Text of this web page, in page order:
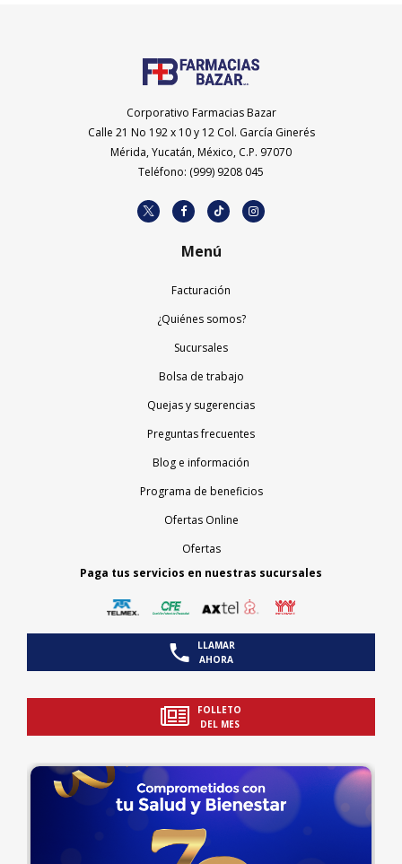
Corporativo Farmacias Bazar
Calle 21 No 192 x 10 y 12 Col. García Ginerés
Mérida, Yucatán, México, C.P. 97070
Teléfono: (999) 9208 045
Menú
Facturación
¿Quiénes somos?
Sucursales
Bolsa de trabajo
Quejas y sugerencias
Preguntas frecuentes
Blog e información
Programa de beneficios
Ofertas Online
Ofertas
Paga tus servicios en nuestras sucursales
LLAMAR
AHORA
FOLLETO
DEL MES